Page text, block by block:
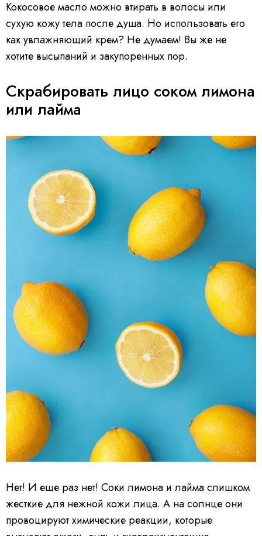
Кокосовое масло можно втирать в волосы или
сухую кожу тела после душа. Но использовать его
как увлажняющий крем? Не думаем! Вы же не
хотите высыпаний и закупоренных пор.
Скрабировать лицо соком лимона
или лайма
Нет! И еще раз нет! Соки лимона и лайма слишком
жесткие для нежной кожи лица. А на солнце они
провоцируют химические реакции, которые